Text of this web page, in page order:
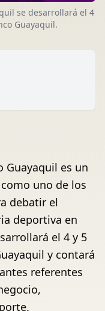
se desarrollará el 4
Guayaquil.
Guayaquil es un
uno de los
debatir el
deportiva en
el 4 y 5
y contará
referentes